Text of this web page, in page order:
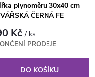
plynoměru 30x40 cm
ČERNÁ FE
Kč/ ks
PRODEJE
DO KOŠÍKU